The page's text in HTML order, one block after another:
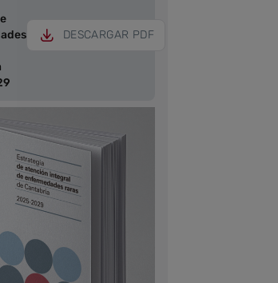
DESCARGAR PDF